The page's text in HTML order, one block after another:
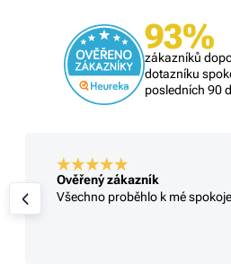
93%
zákazníků
dotazníku
posledních 90
Ověřený zákazník
Všechno proběhlo k mé